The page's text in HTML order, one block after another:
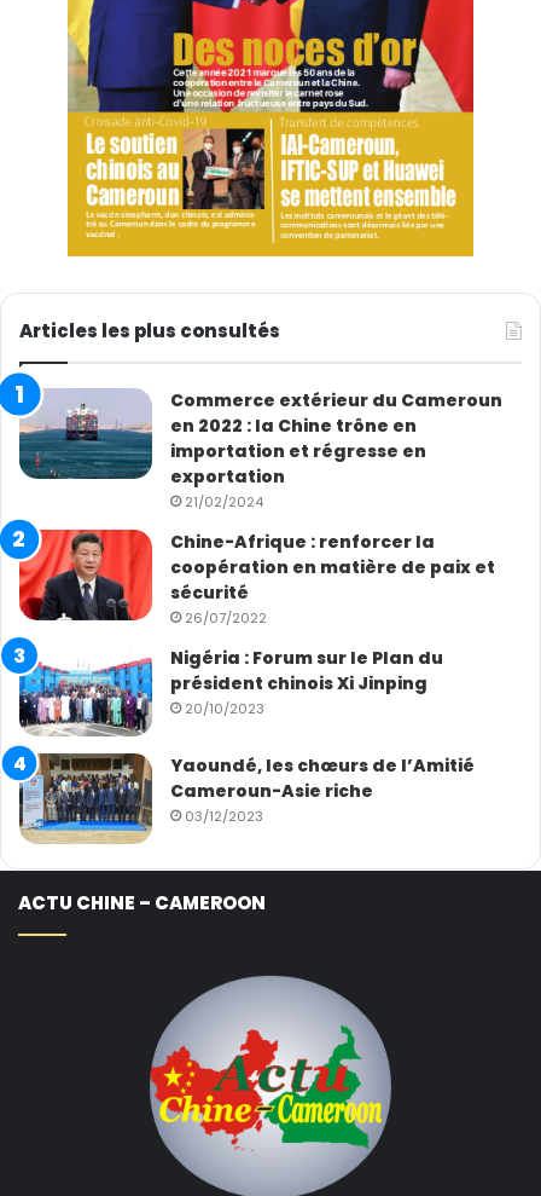
Articles les plus consultés
Commerce extérieur du Cameroun
en 2022 : la Chine trône en
importation et régresse en
exportation
21/02/2024
Chine-Afrique : renforcer la
coopération en matière de paix et
sécurité
26/07/2022
Nigéria : Forum sur le Plan du
président chinois Xi Jinping
20/10/2023
Yaoundé, les chœurs de l’Amitié
Cameroun-Asie riche
03/12/2023
ACTU CHINE – CAMEROON